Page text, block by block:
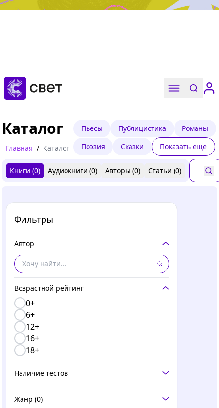
Дружба, любовь, взросление
Читать
Каталог
Главная / Каталог
Пьесы Публицистика
Романы
Поэзия
Сказки Показать еще
Книги (0) Аудиокниги (0) Авторы (0) Статьи (0)
Фильтры
Автор
Возрастной рейтинг
0+
6+
12+
16+
18+
Наличие тестов
Жанр (0)